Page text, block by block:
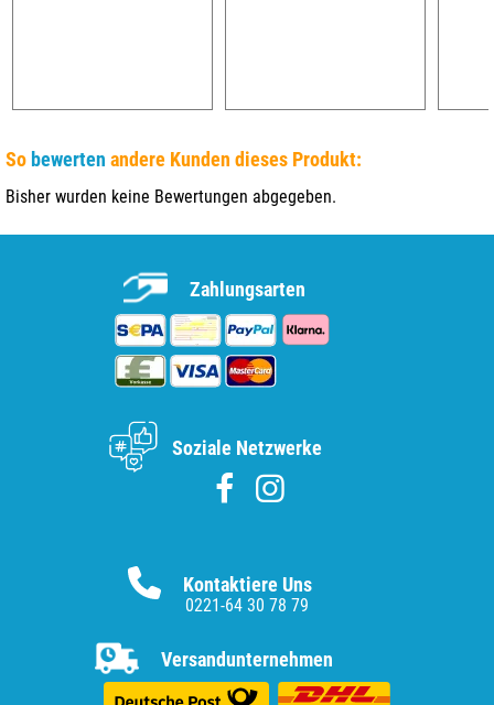
So bewerten andere Kunden dieses Produkt:
Bisher wurden keine Bewertungen abgegeben.
Kontaktiere Uns
0221-64 30 78 79
Versandunternehmen
Zahlungsarten
Soziale Netzwerke